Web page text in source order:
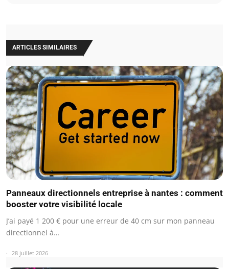
ARTICLES SIMILAIRES
Panneaux directionnels entreprise à nantes : comment
booster votre visibilité locale
J’ai payé 1 200 € pour une erreur de 40 cm sur mon panneau
directionnel à…
28 juillet 2026